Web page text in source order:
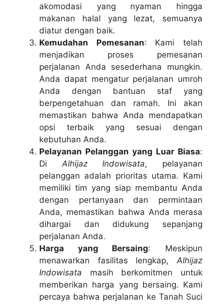
akomodasi yang nyaman hingga
makanan halal yang lezat, semuanya
diatur dengan baik.
Kemudahan Pemesanan: Kami telah
menjadikan proses pemesanan
perjalanan Anda sesederhana mungkin.
Anda dapat mengatur perjalanan umroh
Anda dengan bantuan staf yang
berpengetahuan dan ramah. Ini akan
memastikan bahwa Anda mendapatkan
opsi terbaik yang sesuai dengan
kebutuhan Anda.
Pelayanan Pelanggan yang Luar Biasa:
Di Alhijaz Indowisata, pelayanan
pelanggan adalah prioritas utama. Kami
memiliki tim yang siap membantu Anda
dengan pertanyaan dan permintaan
Anda, memastikan bahwa Anda merasa
dihargai dan didukung sepanjang
perjalanan Anda.
Harga yang Bersaing: Meskipun
menawarkan fasilitas lengkap, Alhijaz
Indowisata masih berkomitmen untuk
memberikan harga yang bersaing. Kami
percaya bahwa perjalanan ke Tanah Suci